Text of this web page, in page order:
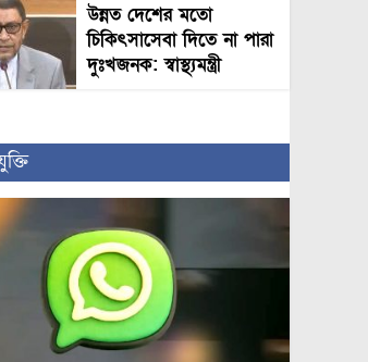
উন্নত দেশের মতো
চিকিৎসাসেবা দিতে না পারা
দুঃখজনক: স্বাস্থ্যমন্ত্রী